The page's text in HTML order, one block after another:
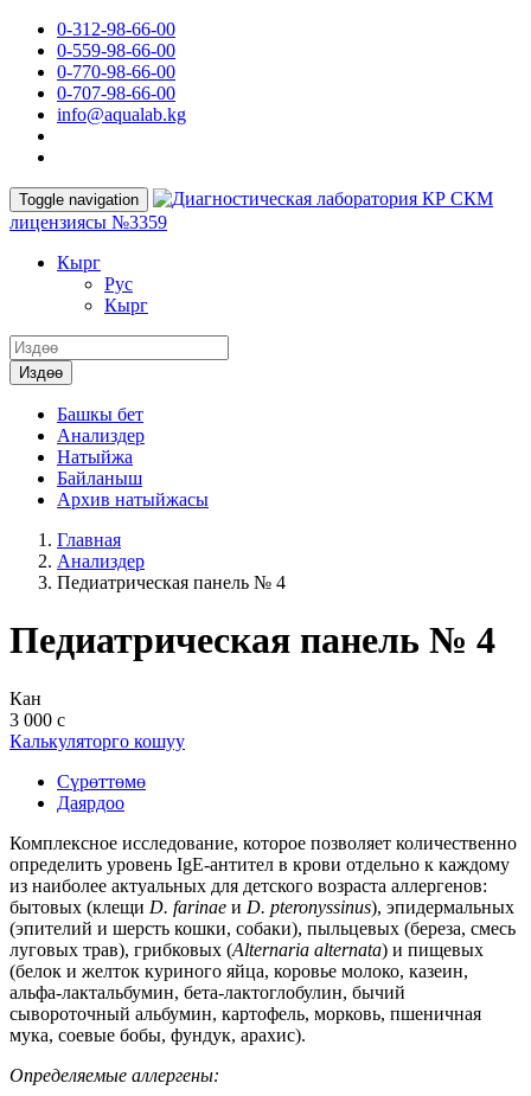
0-312-98-66-00
0-559-98-66-00
0-770-98-66-00
0-707-98-66-00
info@aqualab.kg
Toggle navigation
КР СКМ
лицензиясы №3359
Кырг
Руc
Кырг
Издөө
Башкы бет
Анализдер
Натыйжа
Байланыш
Архив натыйжасы
Главная
Анализдер
Педиатрическая панель № 4
Педиатрическая панель № 4
Кан
3 000 с
Калькуляторго кошуу
Сүрөттөмө
Даярдоо
Комплексное исследование, которое позволяет количественно
определить уровень IgE-антител в крови отдельно к каждому
из наиболее актуальных для детского возраста аллергенов:
бытовых (клещи D. farinae и D. pteronyssinus), эпидермальных
(эпителий и шерсть кошки, собаки), пыльцевых (береза, смесь
луговых трав), грибковых (Alternaria alternata) и пищевых
(белок и желток куриного яйца, коровье молоко, казеин,
альфа-лактальбумин, бета-лактоглобулин, бычий
сывороточный альбумин, картофель, морковь, пшеничная
мука, соевые бобы, фундук, арахис).
Определяемые аллергены: